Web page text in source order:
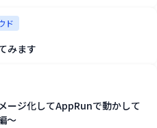
ド
みます
ージ化してAppRunで動かして
～